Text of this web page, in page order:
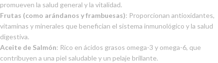
promueven la salud general y la vitalidad.
Frutas (como arándanos y frambuesas): Proporcionan antioxidantes,
vitaminas y minerales que benefician el sistema inmunológico y la salud
digestiva.
Aceite de Salmón: Rico en ácidos grasos omega-3 y omega-6, que
contribuyen a una piel saludable y un pelaje brillante.